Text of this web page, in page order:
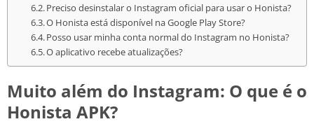
Preciso desinstalar o Instagram oficial para usar o Honista?
O Honista está disponível na Google Play Store?
Posso usar minha conta normal do Instagram no Honista?
O aplicativo recebe atualizações?
Muito além do Instagram: O que é o
Honista APK?